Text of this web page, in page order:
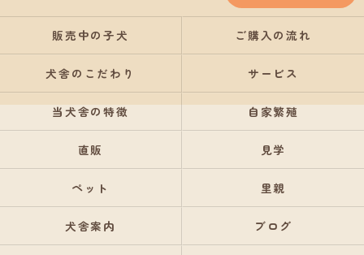
販売中の子犬 ご購入の流れ
犬舎のこだわり サービス
当犬舎の特徴 自家繁殖
直販 見学
ペット 里親
犬舎案内 ブログ